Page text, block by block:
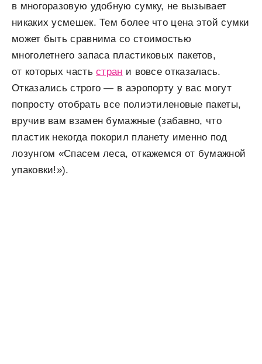
в многоразовую удобную сумку, не вызывает
никаких усмешек. Тем более что цена этой сумки
может быть сравнима со стоимостью
многолетнего запаса пластиковых пакетов,
от которых частьстран и вовсе отказалась.
Отказались строго — в аэропорту у вас могут
попросту отобрать все полиэтиленовые пакеты,
вручив вам взамен бумажные (забавно, что
пластик некогда покорил планету именно под
лозунгом «Спасем леса, откажемся от бумажной
упаковки!»).